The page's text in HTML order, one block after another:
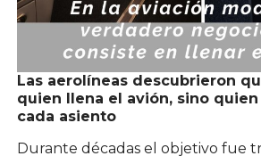
Las aerolíneas descubrieron
quien llena el avión, sino
cada asiento
Durante décadas el objetivo fue